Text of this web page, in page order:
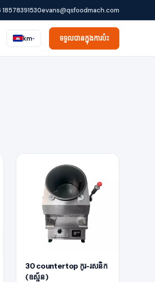
18578391530evans@qsfoodmach.com
km▾ ទទួលបានក្នុងការប៉ះ
30 countertop កូរ-រសនិក
(ឧស្ផ័ន)